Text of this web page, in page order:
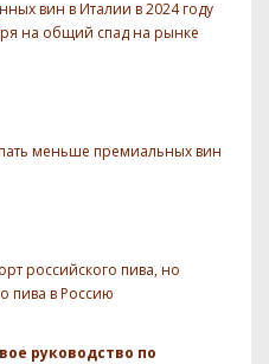
вин в Италии в 2024 году
на общий спад на рынке
меньше премиальных вин
российского пива, но
пива в Россию
руководство по